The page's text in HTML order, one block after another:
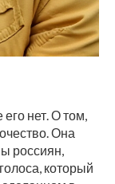
нет. О том,
Она
россиян,
который